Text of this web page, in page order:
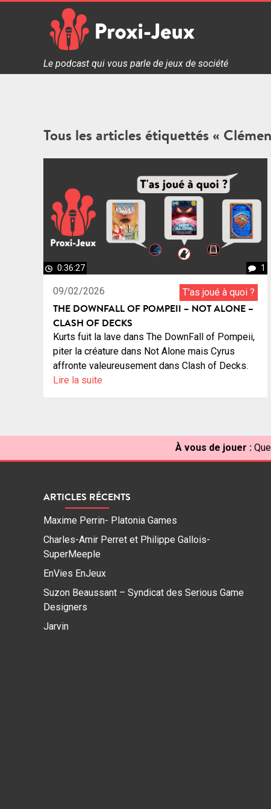
Proxi Jeux - Le podcast qui vous parle de jeux de
Le podcast qui vous parle de jeux de société
Tous les articles étiquettés «
0:36:27 1
09/02/2026 T'as joué à quoi ?
THE DOWNFALL OF POMPEII – NOT ALONE –
CLASH OF DECKS
Kurts fuit la lave dans The DownFall of Pompeii,
piter la créature dans Not Alone mais Cyrus
affronte valeureusement dans Clash of Decks.
Lire la suite
À vous de jouer :
ARTICLES RÉCENTS
Maxime Perrin- Platonia Games
Charles-Amir Perret et Philippe Gallois-
SuperMeeple
EnVies EnJeux
Suzon Beaussant – Syndicat des Serious Game
Designers
Jarvin